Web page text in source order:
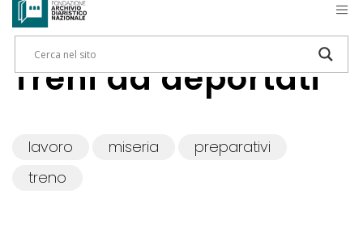
Treni da deportati
lavoro miseria
preparativi
treno